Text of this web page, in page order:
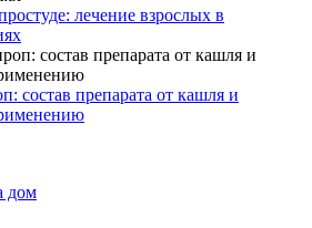
лечение взрослых в
состав препарата от кашля и
дом